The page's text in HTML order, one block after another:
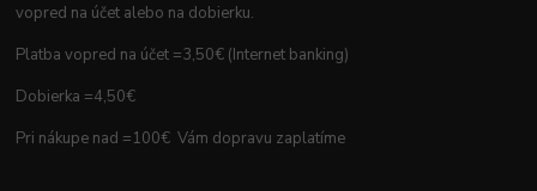
vopred na účet alebo na dobierku.
Platba vopred na účet =3,50€ (Internet banking)
Dobierka =4,50€
Pri nákupe nad =100€ Vám dopravu zaplatíme